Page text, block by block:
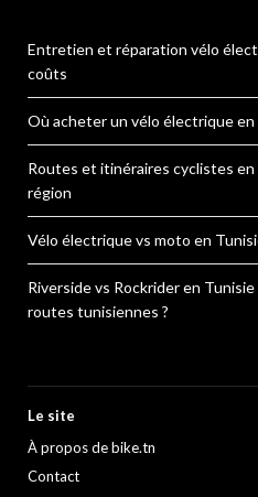
Entretien et réparation vélo
coûts
Où acheter un vélo électrique
Routes et itinéraires cyclistes
région
Vélo électrique vs moto en
Riverside vs Rockrider en
routes tunisiennes ?
Le site
À propos de bike.tn
Contact